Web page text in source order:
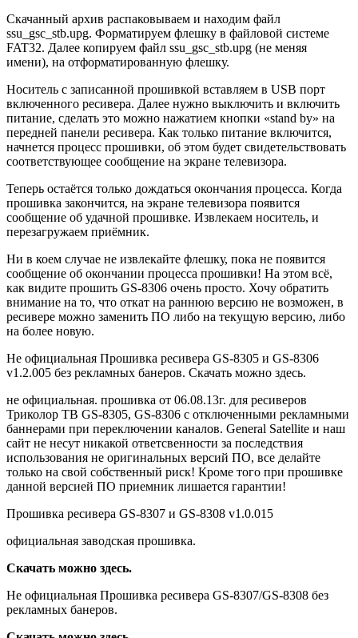
Скачанный архив распаковываем и находим файл
ssu_gsc_stb.upg. Форматируем флешку в файловой системе
FAT32. Далее копируем файл ssu_gsc_stb.upg (не меняя
имени), на отформатированную флешку.
Носитель с записанной прошивкой вставляем в USB порт
включенного ресивера. Далее нужно выключить и включить
питание, сделать это можно нажатием кнопки «stand by» на
передней панели ресивера. Как только питание включится,
начнется процесс прошивки, об этом будет свидетельствовать
соответствующее сообщение на экране телевизора.
Теперь остаётся только дождаться окончания процесса. Когда
прошивка закончится, на экране телевизора появится
сообщение об удачной прошивке. Извлекаем носитель, и
перезагружаем приёмник.
Ни в коем случае не извлекайте флешку, пока не появится
сообщение об окончании процесса прошивки! На этом всё,
как видите прошить GS-8306 очень просто. Хочу обратить
внимание на то, что откат на раннюю версию не возможен, в
ресивере можно заменить ПО либо на текущую версию, либо
на более новую.
Не официальная Прошивка ресивера GS-8305 и GS-8306
v1.2.005 без рекламных банеров. Скачать можно здесь.
не официальная. прошивка от 06.08.13г. для ресиверов
Триколор ТВ GS-8305, GS-8306 с отключенными рекламными
баннерами при переключении каналов. General Satellite и наш
сайт не несут никакой ответсвенности за последствия
использования не оригинальных версий ПО, все делайте
только на свой собственный риск! Кроме того при прошивке
данной версией ПО приемник лишается гарантии!
Прошивка ресивера GS-8307 и GS-8308 v1.0.015
официальная заводская прошивка.
Скачать можно здесь.
Не официальная Прошивка ресивера GS-8307/GS-8308 без
рекламных банеров.